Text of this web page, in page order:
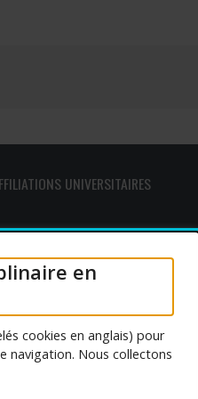
en
cookies en anglais) pour
navigation. Nous collectons
dans une nouvelle fenêtre"
UNIVERSITAIRES